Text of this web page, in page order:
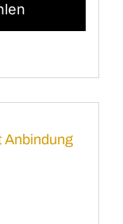
Anbindung